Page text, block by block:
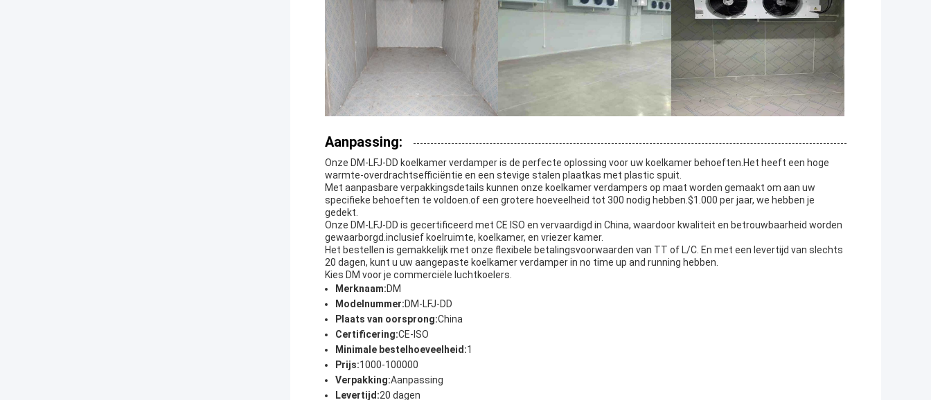
Aanpassing:
Onze DM-LFJ-DD koelkamer verdamper is de perfecte oplossing voor uw koelkamer behoeften.Het heeft een hoge
warmte-overdrachtsefficiëntie en een stevige stalen plaatkas met plastic spuit.
Met aanpasbare verpakkingsdetails kunnen onze koelkamer verdampers op maat worden gemaakt om aan uw
specifieke behoeften te voldoen.of een grotere hoeveelheid tot 300 nodig hebben.$1.000 per jaar, we hebben je
gedekt.
Onze DM-LFJ-DD is gecertificeerd met CE ISO en vervaardigd in China, waardoor kwaliteit en betrouwbaarheid worden
gewaarborgd.inclusief koelruimte, koelkamer, en vriezer kamer.
Het bestellen is gemakkelijk met onze flexibele betalingsvoorwaarden van TT of L/C. En met een levertijd van slechts
20 dagen, kunt u uw aangepaste koelkamer verdamper in no time up and running hebben.
Kies DM voor je commerciële luchtkoelers.
Merknaam:DM
Modelnummer:DM-LFJ-DD
Plaats van oorsprong:China
Certificering:CE-ISO
Minimale bestelhoeveelheid:1
Prijs:1000-100000
Verpakking:Aanpassing
Levertijd:20 dagen